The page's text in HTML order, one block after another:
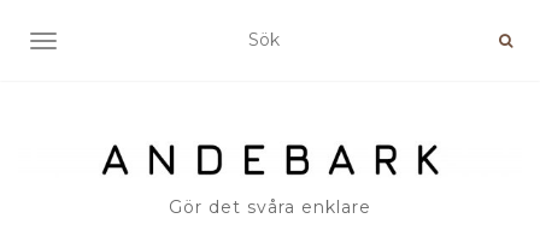
SLÅ PÅ/AV NAVIGERING
Gör det svåra enklare